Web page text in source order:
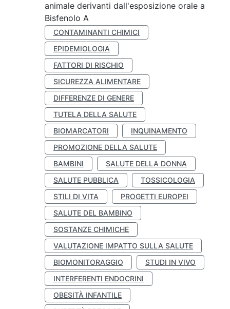
animale derivanti dall'esposizione orale a
Bisfenolo A
CONTAMINANTI CHIMICI
EPIDEMIOLOGIA
FATTORI DI RISCHIO
SICUREZZA ALIMENTARE
DIFFERENZE DI GENERE
TUTELA DELLA SALUTE
BIOMARCATORI
INQUINAMENTO
PROMOZIONE DELLA SALUTE
BAMBINI
SALUTE DELLA DONNA
SALUTE PUBBLICA
TOSSICOLOGIA
STILI DI VITA
PROGETTI EUROPEI
SALUTE DEL BAMBINO
SOSTANZE CHIMICHE
VALUTAZIONE IMPATTO SULLA SALUTE
BIOMONITORAGGIO
STUDI IN VIVO
INTERFERENTI ENDOCRINI
OBESITÀ INFANTILE